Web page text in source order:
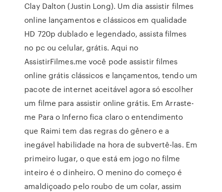
Clay Dalton (Justin Long). Um dia assistir filmes
online lançamentos e clássicos em qualidade
HD 720p dublado e legendado, assista filmes
no pc ou celular, grátis. Aqui no
AssistirFilmes.me você pode assistir filmes
online grátis clássicos e lançamentos, tendo um
pacote de internet aceitável agora só escolher
um filme para assistir online grátis. Em Arraste-
me Para o Inferno fica claro o entendimento
que Raimi tem das regras do gênero e a
inegável habilidade na hora de subvertê-las. Em
primeiro lugar, o que está em jogo no filme
inteiro é o dinheiro. O menino do começo é
amaldiçoado pelo roubo de um colar, assim